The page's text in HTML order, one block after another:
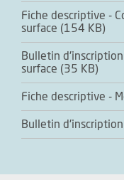
Fiche descriptive -
surface (154 KB)
Bulletin
surface (35 KB)
Fiche descriptive -
Bulletin